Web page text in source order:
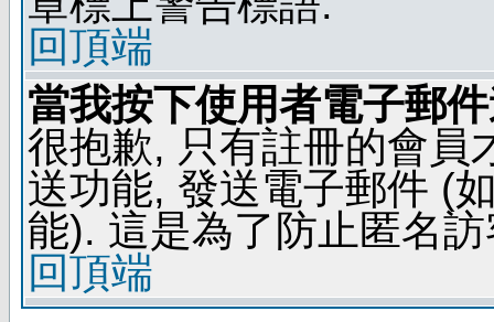
回頂端
當我按下使用者電子郵
很抱歉, 只有註冊的會員
送功能, 發送電子郵件 (
能). 這是為了防止匿名
回頂端